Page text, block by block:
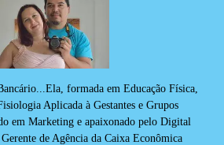
formada em Educação Física,
Aplicada à Gestantes e Grupos
em Marketing e apaixonado pelo Digital
Gerente de Agência da Caixa Econômica